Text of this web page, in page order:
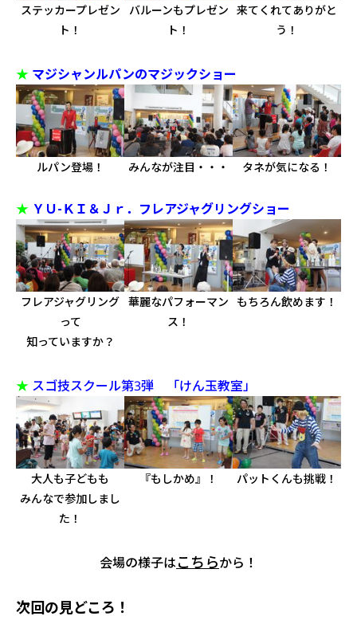
ステッカープレゼン
ト！
バルーンもプレゼン
ト！
来てくれてありがと
う！
★ マジシャンルパンのマジックショー
ルパン登場！ みんなが注目・・・ タネが気になる！
★ ＹＵ-ＫＩ＆Ｊｒ．フレアジャグリングショー
フレアジャグリング
って
知っていますか？
華麗なパフォーマン
ス！
もちろん飲めます！
★ スゴ技スクール第3弾 「けん玉教室」
大人も子どもも
みんなで参加しまし
た！
『もしかめ』！ パットくんも挑戦！
会場の様子はこちらから！
次回の見どころ！